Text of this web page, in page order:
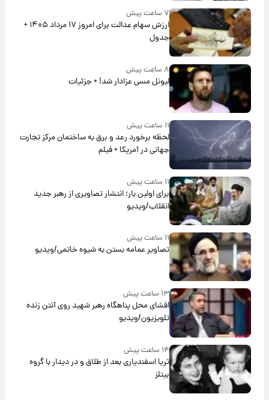
۷ ساعت پیش
ارزش سهام عدالت برای امروز ۱۷ مرداد ۱۴۰۵ +
جدول
۸ ساعت پیش
لیونل مسی عزادار شد! + جزئیات
۱۱ ساعت پیش
لحظه برخورد رعد و برق به ساختمان مرکز تجارت
جهانی در آمریکا + فیلم
۱۱ ساعت پیش
برای اولین بار؛ انتشار تصاویری از رهبر جدید
انقلاب/ویدیو
۱۱ ساعت پیش
تصاویر عمامه بستن به شیوه خاتمی/ویدیو
۱۳ ساعت پیش
افشای محل پناهگاه‌ رهبر شهید روی آنتن زنده
تلویزیون/ویدیو
۱۴ ساعت پیش
ثریا اسفندیاری بعد از طلاق و در دیدار با گروه
بیتلز